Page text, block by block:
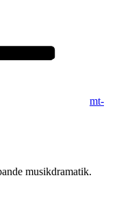
mt-
musikdramatik.